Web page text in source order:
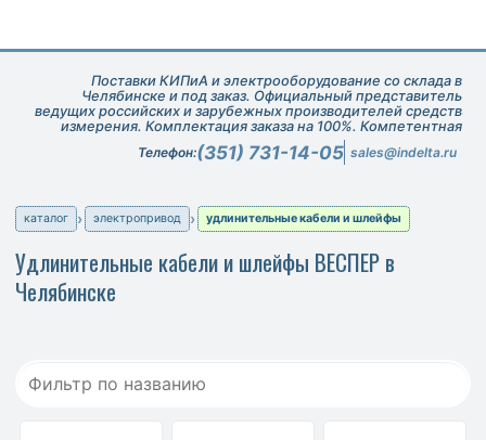
Поставки КИПиА и электрооборудование со склада в
Челябинске и под заказ. Официальный представитель
ведущих российских и зарубежных производителей средств
измерения. Комплектация заказа на 100%. Компетентная
техническая поддержка при подборе оборудования.
Телефон:(351) 731-14-05 sales@indelta.ru
каталог электропривод удлинительные кабели и шлейфы
Удлинительные кабели и шлейфы ВЕСПЕР в
Челябинске